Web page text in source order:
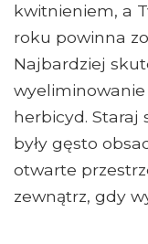
kwitnieniem, a
roku powinna
Najbardziej
herbicyd. Staraj
były gęsto
otwarte
zewnątrz, gdy